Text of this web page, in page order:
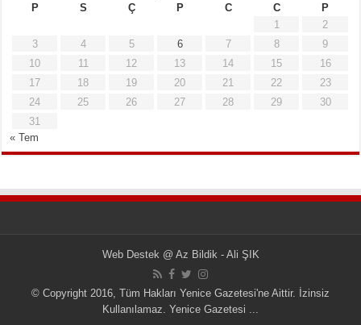
P
S Ç P C C
P
1
2
3
4 5 6 7 8
9
10
11 12 13 14 15
16
17
18 19 20 21 22
23
24
25 26 27 28 29
30
31
« Tem
Web Destek @ Az Bildik - Ali ŞIK
© Copyright 2016, Tüm Hakları Yenice Gazetesi'ne Aittir. İzinsiz
Kullanılamaz. Yenice Gazetesi